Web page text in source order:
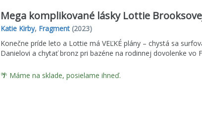
Mega komplikované lásky Lottie
Katie Kirby, Fragment(2023)
Konečne príde leto a Lottie má VEĽKÉ plány – chystá sa
Danielovi a chytať bronz pri bazéne na rodinnej dovolenke vo
🌴 Máme na sklade, posielame ihneď.